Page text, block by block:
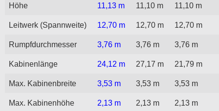
Höhe 11,13 m 11,10 m 11,10 m
Leitwerk (Spannweite) 12,70 m 12,70 m 12,70 m
Rumpfdurchmesser 3,76 m 3,76 m 3,76 m
Kabinenlänge 24,12 m 27,17 m 21,79 m
Max. Kabinenbreite 3,53 m 3,53 m 3,53 m
Max. Kabinenhöhe 2,13 m 2,13 m 2,13 m